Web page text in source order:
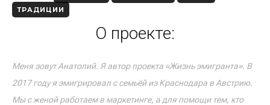
ТРАДИЦИИ
О проекте:
Меня зовут Анатолий. Я автор проекта «Жизнь эмигранта». В
2017 году я эмигрировал с семьёй из Краснодара в Австрию.
Мы с женой работаем в маркетинге, а для помощи тем, кто